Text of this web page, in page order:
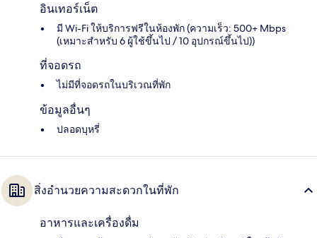
อินเทอร์เน็ต
มี Wi-Fi ให้บริการฟรีในห้องพัก (ความเร็ว: 500+ Mbps
(เหมาะสำหรับ 6 ผู้ใช้ขึ้นไป / 10 อุปกรณ์ขึ้นไป))
ที่จอดรถ
ไม่มีที่จอดรถในบริเวณที่พัก
ข้อมูลอื่นๆ
ปลอดบุหรี่
สิ่งอำนวยความสะดวกในที่พัก
อาหารและเครื่องดื่ม